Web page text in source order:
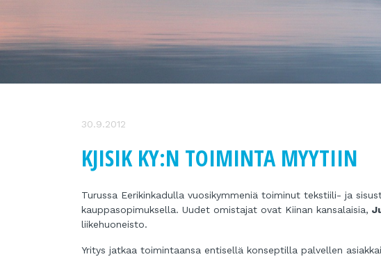
30.9.2012
KJISIK KY:N TOIMINTA MYYTIIN
Turussa Eerikinkadulla vuosikymmeniä toiminut tekstiili- ja
kauppasopimuksella. Uudet omistajat ovat Kiinan kansalaisia,
liikehuoneisto.
Yritys jatkaa toimintaansa entisellä konseptilla palvellen